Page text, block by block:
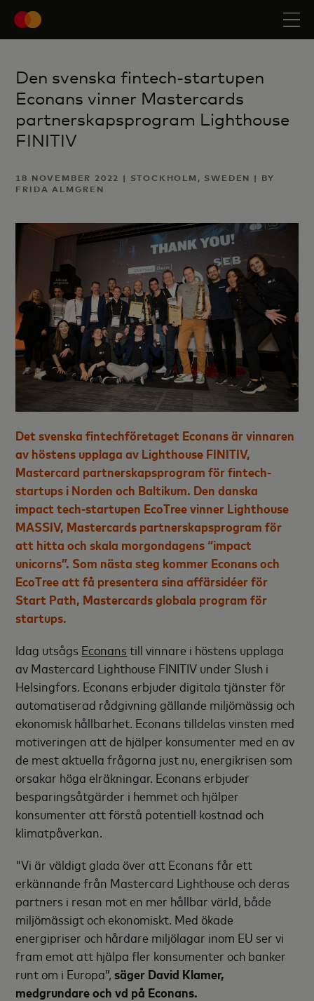
Den svenska fintech-startupen
Econans vinner Mastercards
partnerskapsprogram Lighthouse
FINITIV
18 NOVEMBER 2022 | STOCKHOLM, SWEDEN | BY
FRIDA ALMGREN
Det svenska fintechföretaget Econansär vinnaren
av höstens upplaga av Lighthouse FINITIV,
Mastercard partnerskapsprogram för fintech-
startups i Norden och Baltikum. Den danska
impact tech-startupen EcoTreevinner Lighthouse
MASSIV, Mastercards partnerskapsprogram för
att hitta och skala morgondagens “impact
unicorns”. Som nästa steg kommer Econans och
EcoTree att få presentera sina affärsidéer för
Start Path, Mastercards globala program för
startups.
Idag utsågs Econans till vinnare i höstens upplaga
av Mastercard Lighthouse FINITIV under Slush i
Helsingfors. Econans erbjuder digitala tjänster för
automatiserad rådgivning gällande miljömässig och
ekonomisk hållbarhet. Econans tilldelas vinsten med
motiveringen att de hjälper konsumenter med en av
de mest aktuella frågorna just nu, energikrisen som
orsakar höga elräkningar. Econans erbjuder
besparingsåtgärder i hemmet och hjälper
konsumenter att förstå potentiell kostnad och
klimatpåverkan.
"Vi är väldigt glada över att Econans får ett
erkännande från Mastercard Lighthouse och deras
partners i resan mot en mer hållbar värld, både
miljömässigt och ekonomiskt. Med ökade
energipriser och hårdare miljölagar inom EU ser vi
fram emot att hjälpa fler konsumenter och banker
runt om i Europa”,säger David Klamer,
medgrundare och vd på Econans.